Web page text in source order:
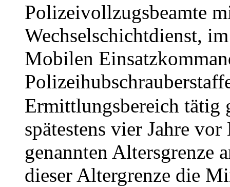
Polizeivollzugsbeamte
Wechselschichtdienst,
Mobilen
Ermittlungsbereich tätig
spätestens vier Jahre
genannten Altersgrenze
dieser Altergrenze die